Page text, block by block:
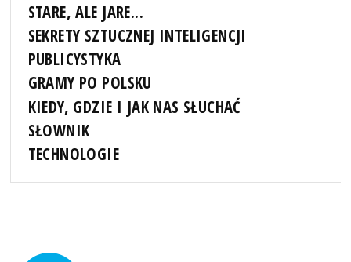
STARE, ALE JARE...
SEKRETY SZTUCZNEJ INTELIGENCJI
PUBLICYSTYKA
GRAMY PO POLSKU
KIEDY, GDZIE I JAK NAS SŁUCHAĆ
SŁOWNIK
TECHNOLOGIE